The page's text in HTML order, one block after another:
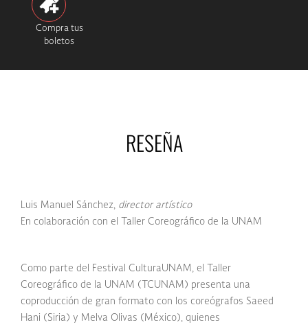
Compra tus
boletos
RESEÑA
Luis Manuel Sánchez, director artístico
En colaboración con el Taller Coreográfico de la UNAM
Como parte del Festival CulturaUNAM, el Taller
Coreográfico de la UNAM (TCUNAM) presenta una
coproducción de gran formato con los coreógrafos Saeed
Hani (Siria) y Melva Olivas (México), quienes